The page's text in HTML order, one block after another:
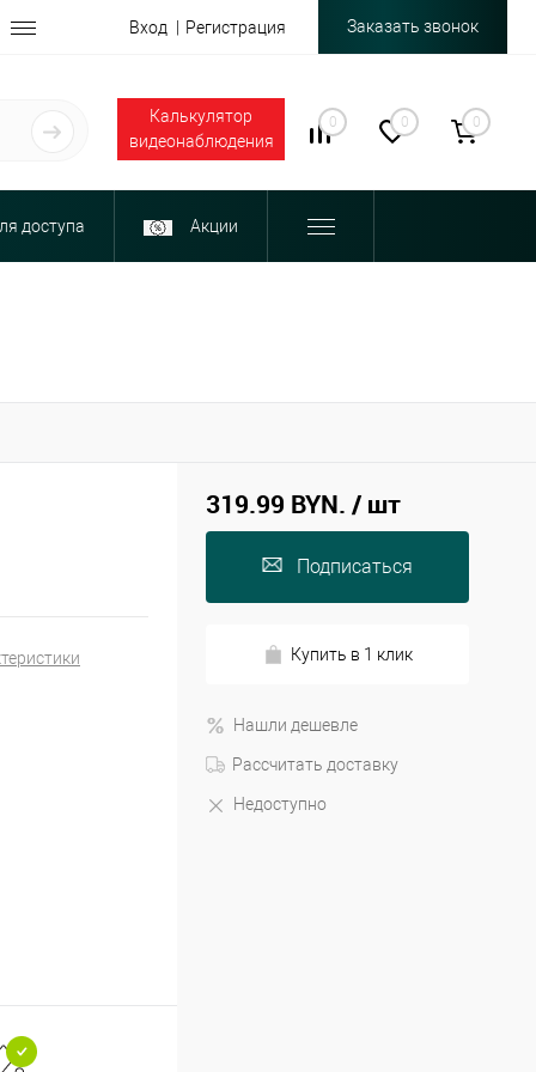
Вход Регистрация Заказать звонок
Калькулятор
видеонаблюдения
0 0 0
доступа Акции
319.99 BYN. / шт
Подписаться
Купить в 1 клик
Нашли дешевле
Рассчитать доставку
Недоступно